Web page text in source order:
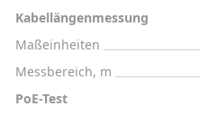
Kabellängenmessung
Maßeinheiten
Messbereich, m
PoE-Test